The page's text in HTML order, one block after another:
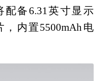
备6.31英寸显示
内置5500mAh电